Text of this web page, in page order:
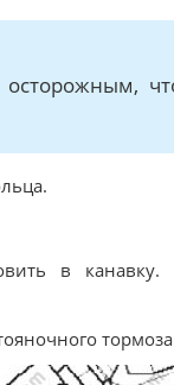
осторожным,
в